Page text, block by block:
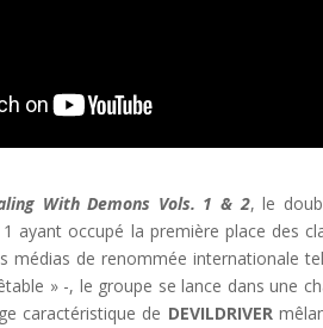
With Demons Vols. 1 & 2, le
1 ayant occupé la première place des
médias de renommée internationale
» -, le groupe se lance dans une
caractéristique de DEVILDRIVER